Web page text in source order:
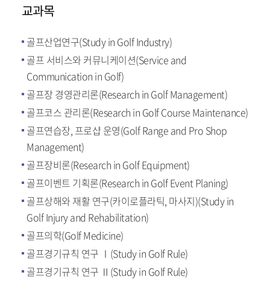
교과목
골프산업연구(Study in Golf Industry)
골프 서비스와 커뮤니케이션(Service and
Communication in Golf)
골프장 경영관리론(Research in Golf Management)
골프코스 관리론(Research in Golf Course Maintenance)
골프연습장, 프로샵 운영(Golf Range and Pro Shop
Management)
골프장비론(Research in Golf Equipment)
골프이벤트 기획론(Research in Golf Event Planing)
골프상해와 재활 연구(카이로플라틱, 마사지)(Study in
Golf Injury and Rehabilitation)
골프의학(Golf Medicine)
골프경기규칙 연구 Ⅰ(Study in Golf Rule)
골프경기규칙 연구 Ⅱ(Study in Golf Rule)